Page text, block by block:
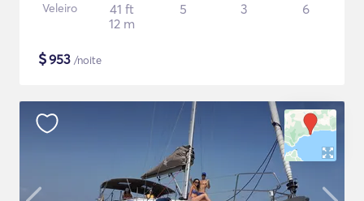
Veleiro
41 ft
12 m
5 3 6
$953 /noite